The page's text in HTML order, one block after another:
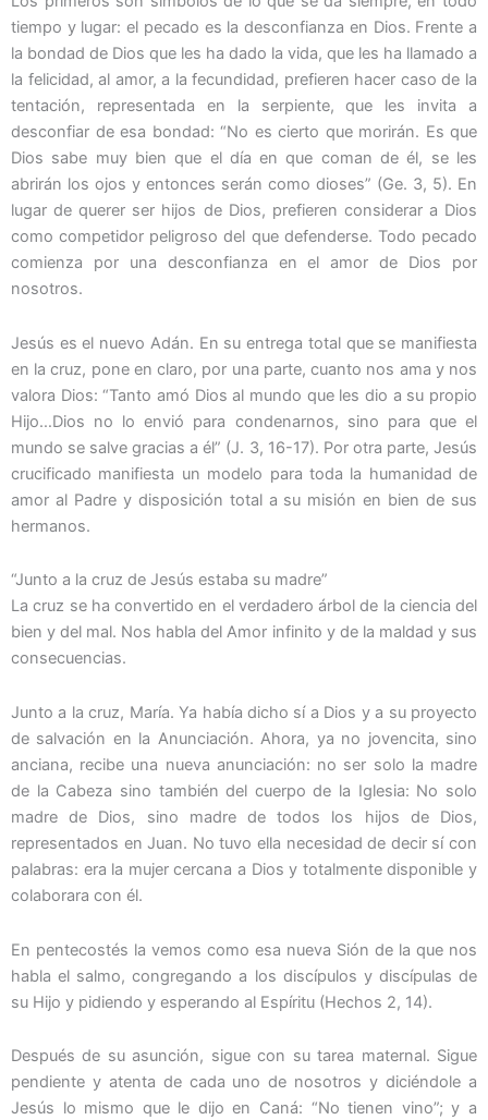
tiempo y lugar: el pecado es la desconfianza en Dios. Frente a
la bondad de Dios que les ha dado la vida, que les ha llamado a
la felicidad, al amor, a la fecundidad, prefieren hacer caso de la
tentación, representada en la serpiente, que les invita a
desconfiar de esa bondad: “No es cierto que morirán. Es que
Dios sabe muy bien que el día en que coman de él, se les
abrirán los ojos y entonces serán como dioses” (Ge. 3, 5). En
lugar de querer ser hijos de Dios, prefieren considerar a Dios
como competidor peligroso del que defenderse. Todo pecado
comienza por una desconfianza en el amor de Dios por
nosotros.
Jesús es el nuevo Adán. En su entrega total que se manifiesta
en la cruz, pone en claro, por una parte, cuanto nos ama y nos
valora Dios: “Tanto amó Dios al mundo que les dio a su propio
Hijo…Dios no lo envió para condenarnos, sino para que el
mundo se salve gracias a él” (J. 3, 16-17). Por otra parte, Jesús
crucificado manifiesta un modelo para toda la humanidad de
amor al Padre y disposición total a su misión en bien de sus
hermanos.
“Junto a la cruz de Jesús estaba su madre”
La cruz se ha convertido en el verdadero árbol de la ciencia del
bien y del mal. Nos habla del Amor infinito y de la maldad y sus
consecuencias.
Junto a la cruz, María. Ya había dicho sí a Dios y a su proyecto
de salvación en la Anunciación. Ahora, ya no jovencita, sino
anciana, recibe una nueva anunciación: no ser solo la madre
de la Cabeza sino también del cuerpo de la Iglesia: No solo
madre de Dios, sino madre de todos los hijos de Dios,
representados en Juan. No tuvo ella necesidad de decir sí con
palabras: era la mujer cercana a Dios y totalmente disponible y
colaborara con él.
En pentecostés la vemos como esa nueva Sión de la que nos
habla el salmo, congregando a los discípulos y discípulas de
su Hijo y pidiendo y esperando al Espíritu (Hechos 2, 14).
Después de su asunción, sigue con su tarea maternal. Sigue
pendiente y atenta de cada uno de nosotros y diciéndole a
Jesús lo mismo que le dijo en Caná: “No tienen vino”; y a